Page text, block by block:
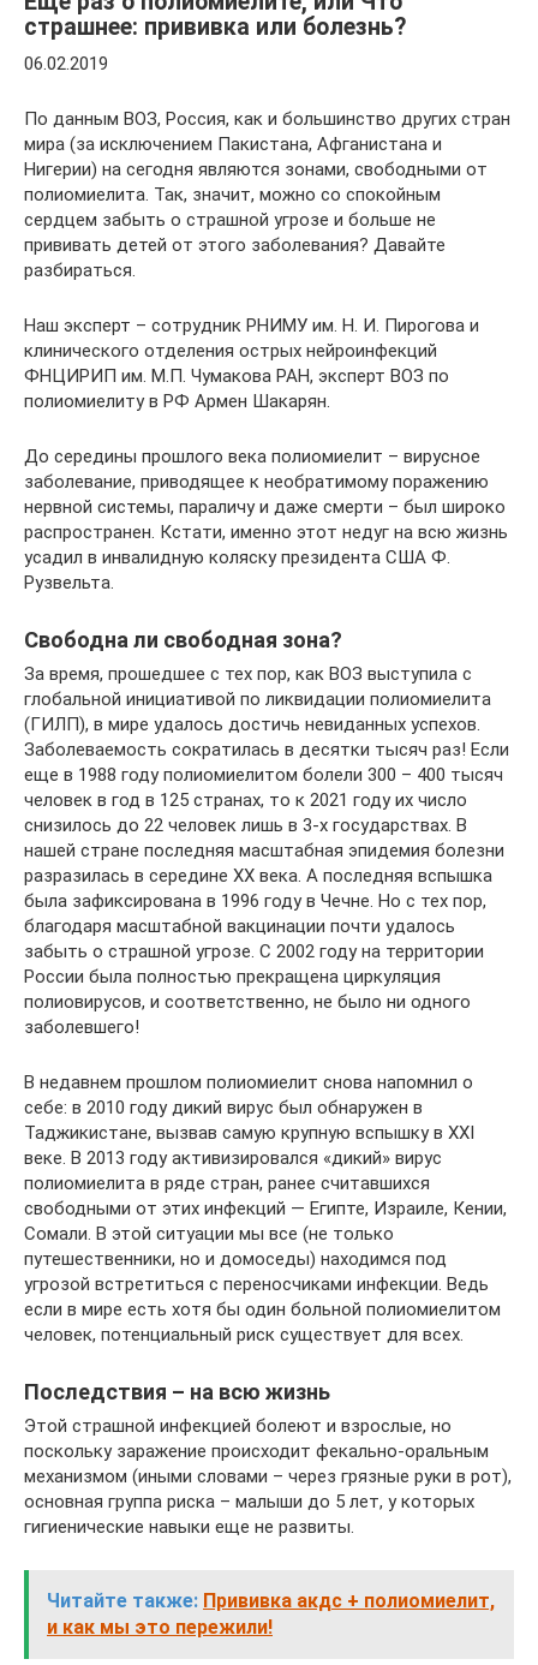
страшнее: прививка или болезнь?
06.02.2019
По данным ВОЗ, Россия, как и большинство других стран
мира (за исключением Пакистана, Афганистана и
Нигерии) на сегодня являются зонами, свободными от
полиомиелита. Так, значит, можно со спокойным
сердцем забыть о страшной угрозе и больше не
прививать детей от этого заболевания? Давайте
разбираться.
Наш эксперт – сотрудник РНИМУ им. Н. И. Пирогова и
клинического отделения острых нейроинфекций
ФНЦИРИП им. М.П. Чумакова РАН, эксперт ВОЗ по
полиомиелиту в РФ Армен Шакарян.
До середины прошлого века полиомиелит – вирусное
заболевание, приводящее к необратимому поражению
нервной системы, параличу и даже смерти – был широко
распространен. Кстати, именно этот недуг на всю жизнь
усадил в инвалидную коляску президента США Ф.
Рузвельта.
Свободна ли свободная зона?
За время, прошедшее с тех пор, как ВОЗ выступила с
глобальной инициативой по ликвидации полиомиелита
(ГИЛП), в мире удалось достичь невиданных успехов.
Заболеваемость сократилась в десятки тысяч раз! Если
еще в 1988 году полиомиелитом болели 300 – 400 тысяч
человек в год в 125 странах, то к 2021 году их число
снизилось до 22 человек лишь в 3-х государствах. В
нашей стране последняя масштабная эпидемия болезни
разразилась в середине XX века. А последняя вспышка
была зафиксирована в 1996 году в Чечне. Но с тех пор,
благодаря масштабной вакцинации почти удалось
забыть о страшной угрозе. С 2002 году на территории
России была полностью прекращена циркуляция
полиовирусов, и соответственно, не было ни одного
заболевшего!
В недавнем прошлом полиомиелит снова напомнил о
себе: в 2010 году дикий вирус был обнаружен в
Таджикистане, вызвав самую крупную вспышку в XXI
веке. В 2013 году активизировался «дикий» вирус
полиомиелита в ряде стран, ранее считавшихся
свободными от этих инфекций — Египте, Израиле, Кении,
Сомали. В этой ситуации мы все (не только
путешественники, но и домоседы) находимся под
угрозой встретиться с переносчиками инфекции. Ведь
если в мире есть хотя бы один больной полиомиелитом
человек, потенциальный риск существует для всех.
Последствия – на всю жизнь
Этой страшной инфекцией болеют и взрослые, но
поскольку заражение происходит фекально-оральным
механизмом (иными словами – через грязные руки в рот),
основная группа риска – малыши до 5 лет, у которых
гигиенические навыки еще не развиты.
Читайте также: Прививка акдс + полиомиелит,
и как мы это пережили!